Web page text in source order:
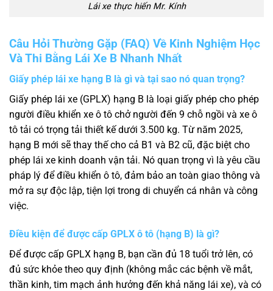
Lái xe thực hiến Mr. Kính
Câu Hỏi Thường Gặp (FAQ) Về Kinh Nghiệm Học
Và Thi Bằng Lái Xe B Nhanh Nhất
Giấy phép lái xe hạng B là gì và tại sao nó quan trọng?
Giấy phép lái xe (GPLX) hạng B là loại giấy phép cho phép
người điều khiển xe ô tô chở người đến 9 chỗ ngồi và xe ô
tô tải có trọng tải thiết kế dưới 3.500 kg. Từ năm 2025,
hạng B mới sẽ thay thế cho cả B1 và B2 cũ, đặc biệt cho
phép lái xe kinh doanh vận tải. Nó quan trọng vì là yêu cầu
pháp lý để điều khiển ô tô, đảm bảo an toàn giao thông và
mở ra sự độc lập, tiện lợi trong di chuyển cá nhân và công
việc.
Điều kiện để được cấp GPLX ô tô (hạng B) là gì?
Để được cấp GPLX hạng B, bạn cần đủ 18 tuổi trở lên, có
đủ sức khỏe theo quy định (không mắc các bệnh về mắt,
thần kinh, tim mạch ảnh hưởng đến khả năng lái xe), và có